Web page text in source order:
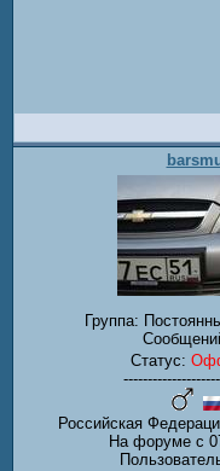
Группа:
Статус:
Российская
На форуме с